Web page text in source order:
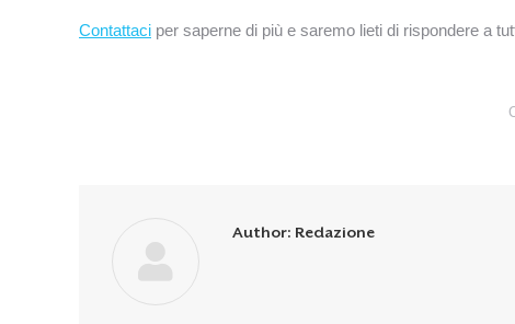
Contattaci per saperne di più e saremo lieti di rispondere a
Author: Redazione